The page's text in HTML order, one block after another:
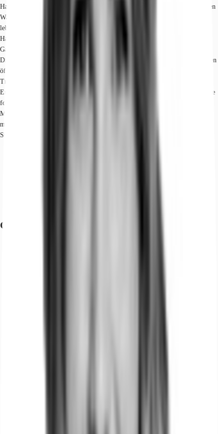
Hauptstadt und eine exzellente Infrastruktur auszeichnet. Eingebettet zwischen
Wasserstraßen und urbanem Leben, profitiert die Umgebung von einer
lebendigen, multikulturellen Atmosphäre. Die angrenzende
Hauptgeschäftsstraße bietet eine vielfältige Mischung aus Einzelhandel,
Gastronomie mit internationaler Küche, Supermärkten und spezialisierten
Dienstleistern, die den täglichen Bedarf weit übersteigt. Die Anbindung an den
öffentlichen Nahverkehr ist optimal: Ein U-Bahnhof sowie diverse Bus- und
Tramlinien sind nur wenige Schritte entfernt und gewährleisten eine schnelle
Erreichbarkeit des Hauptbahnhofs und anderer zentraler Punkte der Stadt. Die
fortlaufende Entwicklung und Aufwertung des Quartiers, einschließlich der
Modernisierung von Grünflächen und der Schaffung neuer Begegnungsorte,
macht diese Gegend zu einem der interessantesten und dynamischsten
Standorte für Unternehmen in Berlin.
Grundriss